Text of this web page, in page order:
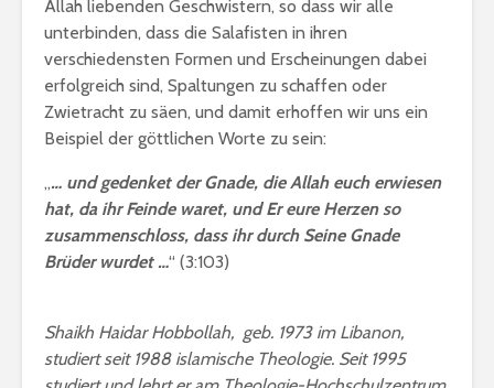
Allah liebenden Geschwistern, so dass wir alle
unterbinden, dass die Salafisten in ihren
verschiedensten Formen und Erscheinungen dabei
erfolgreich sind, Spaltungen zu schaffen oder
Zwietracht zu säen, und damit erhoffen wir uns ein
Beispiel der göttlichen Worte zu sein:
„… und gedenket der Gnade, die Allah euch erwiesen
hat, da ihr Feinde waret, und Er eure Herzen so
zusammenschloss, dass ihr durch Seine Gnade
Brüder wurdet …“ (3:103)
Shaikh Haidar Hobbollah, geb. 1973 im Libanon,
studiert seit 1988 islamische Theologie. Seit 1995